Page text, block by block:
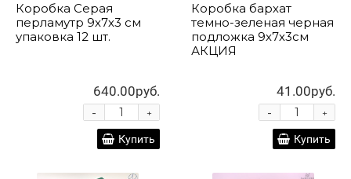
Коробка Серая
перламутр 9х7х3 см
упаковка 12 шт.
640.00руб.
+
-
Купить
Коробка бархат
темно-зеленая черная
подложка 9х7х3см
АКЦИЯ
41.00руб.
+
-
Купить